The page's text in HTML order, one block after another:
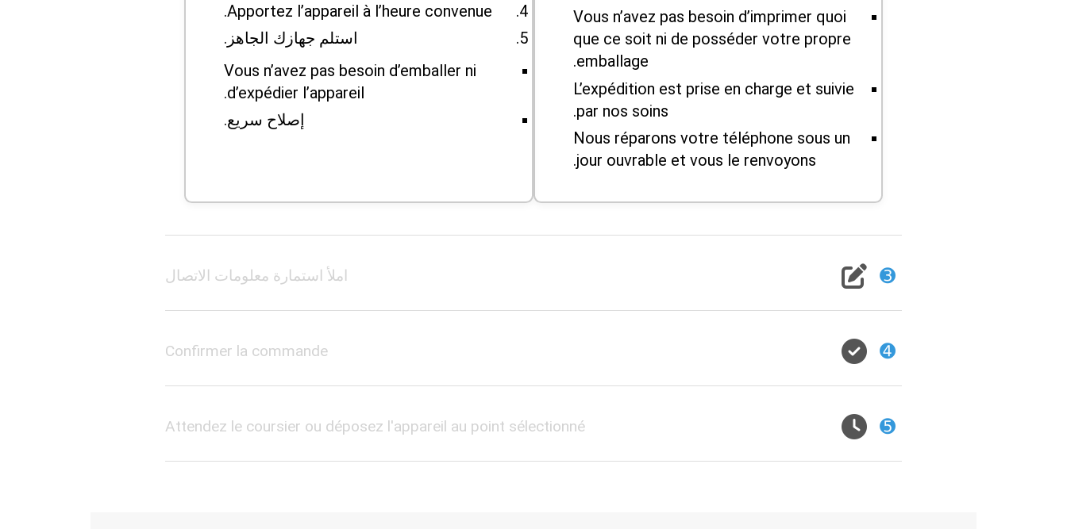
Vous n’avez pas besoin d’imprimer quoi
que ce soit ni de posséder votre propre
emballage.
L’expédition est prise en charge et suivie
par nos soins.
Nous réparons votre téléphone sous un
jour ouvrable et vous le renvoyons.
Apportez l’appareil à l’heure convenue.
استلم جهازك الجاهز.
Vous n’avez pas besoin d’emballer ni
d’expédier l’appareil.
إصلاح سريع.
➌ املأ استمارة معلومات الاتصال
➍
Confirmer la commande
➎
Attendez le coursier ou déposez l'appareil au point sélectionné